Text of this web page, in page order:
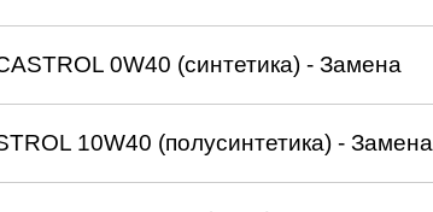
0W40 (синтетика) - Замена
10W40 (полусинтетика) - Замена